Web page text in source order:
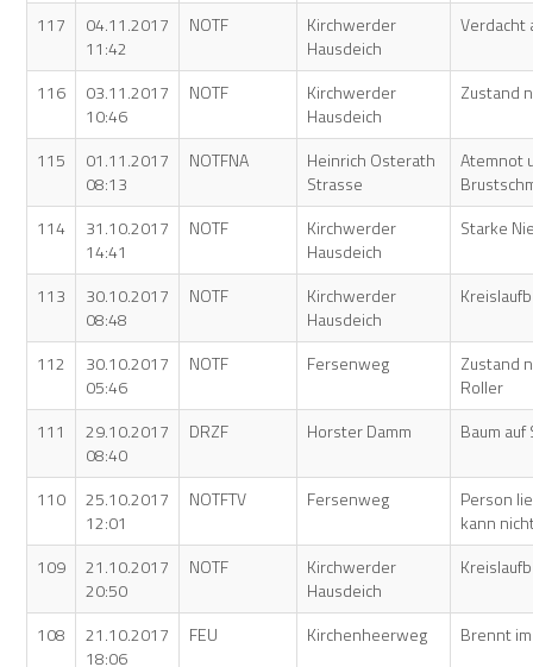
117
04.11.2017
11:42
NOTF
Kirchwerder
Hausdeich
Verdacht
116
03.11.2017
10:46
NOTF
Kirchwerder
Hausdeich
Zustand
115
01.11.2017
08:13
NOTFNA
Heinrich Osterath
Strasse
Atemnot
114
31.10.2017
14:41
NOTF
Kirchwerder
Hausdeich
Starke
113
30.10.2017
08:48
NOTF
Kirchwerder
Hausdeich
112
30.10.2017
05:46
NOTF Fersenweg
Zustand
Roller
111
29.10.2017
08:40
DRZF Horster Damm Baum auf
110
25.10.2017
12:01
NOTFTV Fersenweg
Person
kann
109
21.10.2017
20:50
NOTF
Kirchwerder
Hausdeich
108
21.10.2017
18:06
FEU Kirchenheerweg Brennt